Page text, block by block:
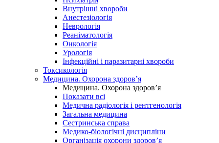
Внутрішні хвороби
Анестезіологія
Неврологія
Реаніматологія
Онкологія
Урологія
Інфекційні і паразитарні хвороби
Токсикологія
Медицина. Охорона здоров’я
Медицина. Охорона здоров’я
Показати всі
Медична радіологія і рентгенологія
Загальна медицина
Сестринська справа
Медико-біологічні дисципліни
Організація охорони здоров’я